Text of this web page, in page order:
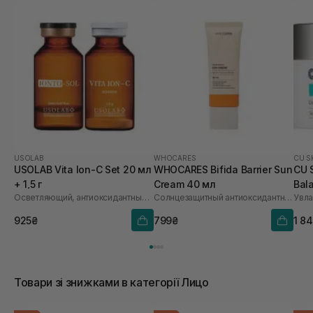
USOLAB
USOLAB Vita Ion-C Set 20 мл
+ 1,5 г
Осветляющий, антиоксидантный и омолаживающий набор
925₴
WHOCARES
WHOCARES Bifida Barrier Sun
Cream 40 мл
Солнцезащитный антиоксидантный крем
799₴
CU
CU
1
Товари зі знижками в категорії Лицо